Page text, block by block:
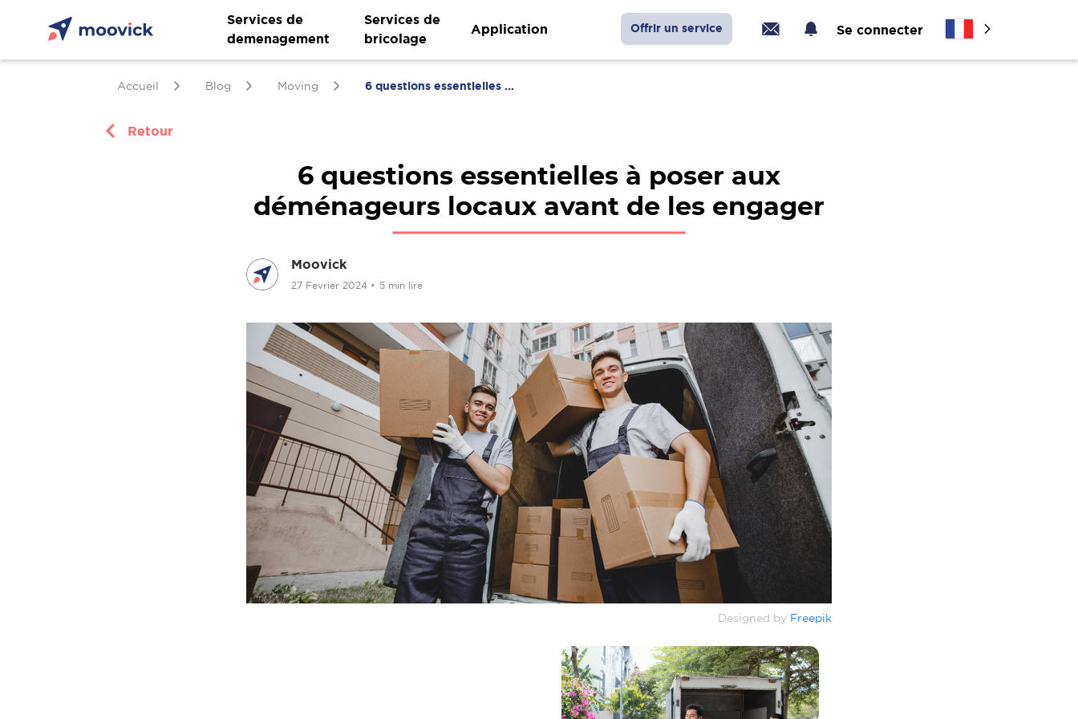
Services de
demenagement
Services de
bricolage
Application Offrir un service Se connecter
Accueil Blog Moving 6 questions essentielles ...
Retour
6 questions essentielles à poser aux
déménageurs locaux avant de les engager
Moovick
27 Fevrier 2024 • 5 min lire
Designed by Freepik